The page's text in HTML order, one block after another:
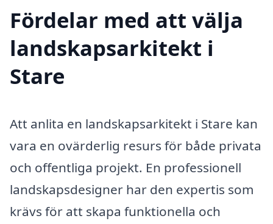
Fördelar med att välja
landskapsarkitekt i
Stare
Att anlita en landskapsarkitekt i Stare kan
vara en ovärderlig resurs för både privata
och offentliga projekt. En professionell
landskapsdesigner har den expertis som
krävs för att skapa funktionella och